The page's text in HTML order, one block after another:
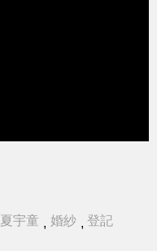
夏宇童 , 婚紗 , 登記